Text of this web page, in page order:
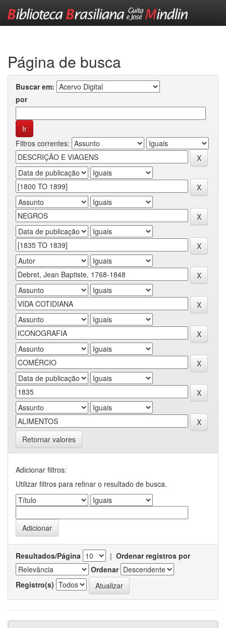
Página de busca
Buscar em:
por
Filtros correntes:
Retornar valores
Adicionar filtros:
Utilizar filtros para refinar o resultado de busca.
Resultados/Página | Ordenar registros por
Ordenar
Registro(s)